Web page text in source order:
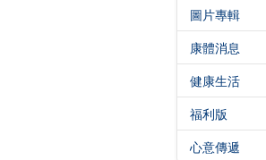
圖片專輯
康體消息
健康生活
福利版
心意傳遞